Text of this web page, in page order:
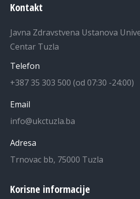
Kontakt
Javna Zdravstvena Ustanova
Centar Tuzla
Telefon
+387 35 303 500 (od 07:30 -24:00)
Email
info@ukctuzla.ba
Adresa
Trnovac bb, 75000 Tuzla
Korisne informacije